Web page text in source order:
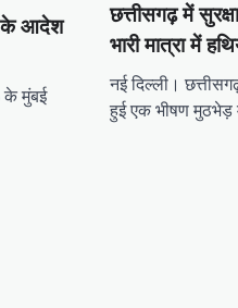
के आदेश
के मुंबई
छत्तीसगढ़ में
भारी मात्रा में
नई दिल्ली।
हुई एक भीषण